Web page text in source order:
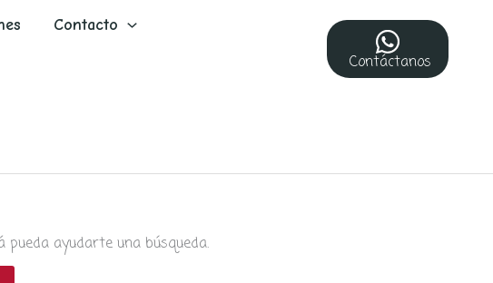
Contacto
Contáctanos
pueda ayudarte una búsqueda.